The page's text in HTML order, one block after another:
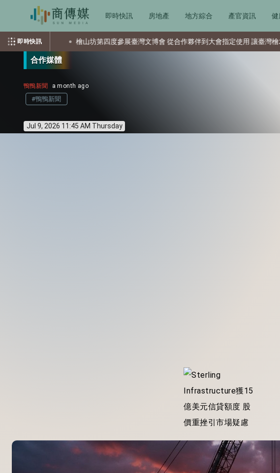
即時快訊 房地產 地方綜合 產官資訊 健
即時快訊
檜山坊第四度參展臺灣文博會 從合作夥伴到大會指定使用 讓臺灣檜木香氣走進文化日
合作媒體
鴨鴨新聞 a month ago
#鴨鴨新聞
Jul 9, 2026 11:45 AM Thursday